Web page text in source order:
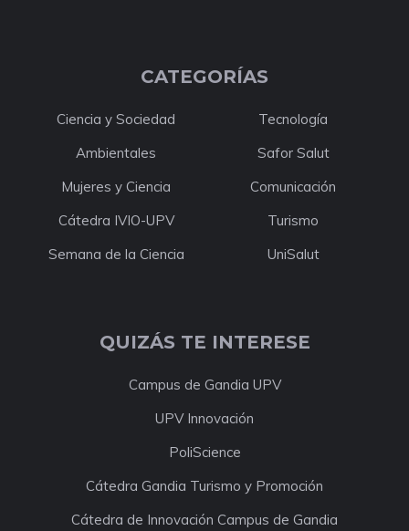
CATEGORÍAS
Ciencia y Sociedad
Tecnología
Ambientales
Safor Salut
Mujeres y Ciencia
Comunicación
Cátedra IVIO-UPV
Turismo
Semana de la Ciencia
UniSalut
QUIZÁS TE INTERESE
Campus de Gandia UPV
UPV Innovación
PoliScience
Cátedra Gandia Turismo y Promoción
Cátedra de Innovación Campus de Gandia